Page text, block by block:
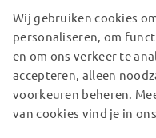
ONZE
© subtel.nl 2026
Alle prijzen zijn inclusief
Houd er rekening mee
Wij gebruiken cookies
personaliseren, om
en om ons verkeer te
accepteren, alleen
voorkeuren beheren.
van cookies vind je in ons